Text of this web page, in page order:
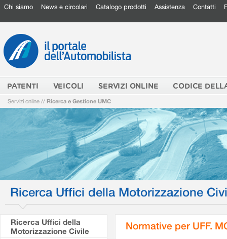
Chi siamo News e circolari Catalogo prodotti Assistenza Contatti
PATENTI VEICOLI SERVIZI ONLINE CODICE
Servizi online // Ricerca e Gestione UMC
Ricerca Uffici della Motorizzazione
Ricerca Uffici della
Motorizzazione Civile
Normative per UFF.